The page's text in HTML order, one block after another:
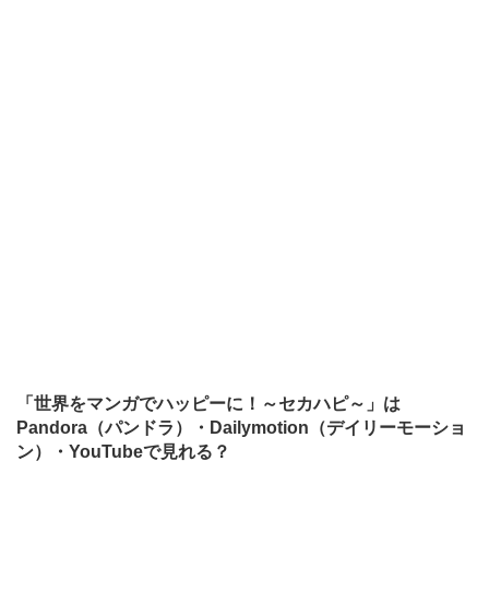
「世界をマンガでハッピーに！～セカハピ～」は
Pandora（パンドラ）・Dailymotion（デイリーモーショ
ン）・YouTubeで見れる？